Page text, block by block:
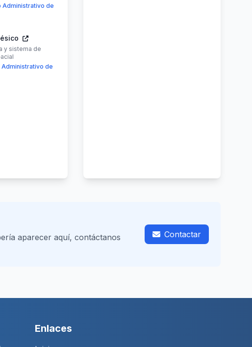
Administrativo de
y sistema de
de
aparecer aquí, contáctanos
Contactar
Enlaces